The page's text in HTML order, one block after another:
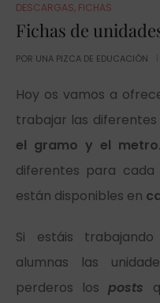
DESCARGAS, FICHAS
Fichas de
POR UNA PIZCA DE EDUCACIÓN
Hoy os vamos a
trabajar las diferentes
el gramo y el metro
diferentes para cada
están disponibles en
Si estáis
alumnas las
perderos los posts